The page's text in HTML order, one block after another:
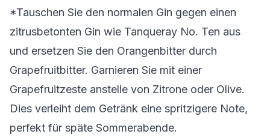
*Tauschen Sie den normalen Gin gegen einen
zitrusbetonten Gin wie Tanqueray No. Ten aus
und ersetzen Sie den Orangenbitter durch
Grapefruitbitter. Garnieren Sie mit einer
Grapefruitzeste anstelle von Zitrone oder Olive.
Dies verleiht dem Getränk eine spritzigere Note,
perfekt für späte Sommerabende.